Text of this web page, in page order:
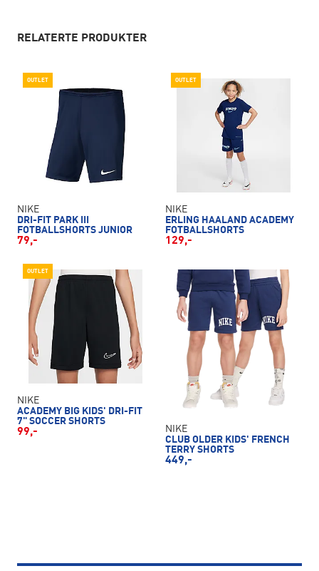
RELATERTE PRODUKTER
OUTLET
NIKE
DRI-FIT PARK III
FOTBALLSHORTS JUNIOR
79,-
OUTLET
NIKE
ERLING HAALAND ACADEMY
FOTBALLSHORTS
129,-
OUTLET
NIKE
ACADEMY BIG KIDS' DRI-FIT
7" SOCCER SHORTS
99,-
NIKE
CLUB OLDER KIDS' FRENCH
TERRY SHORTS
449,-